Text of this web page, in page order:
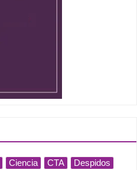
Ciencia CTA
Despidos